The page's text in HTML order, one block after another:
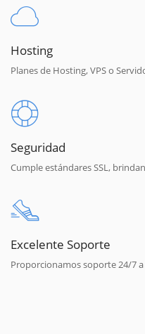
Hosting
Planes de Hosting, VPS o
Seguridad
Cumple estándares SSL,
Excelente Soporte
Proporcionamos soporte 24/7